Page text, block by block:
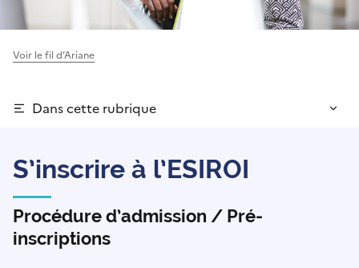
Voir le fil d’Ariane
Dans cette rubrique
S’inscrire à l’ESIROI
Procédure d’admission / Pré-
inscriptions